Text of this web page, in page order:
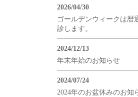
2026/04/30
ゴールデンウィークは暦
診します。
2024/12/13
年末年始のお知らせ
2024/07/24
2024年のお盆休みのお知